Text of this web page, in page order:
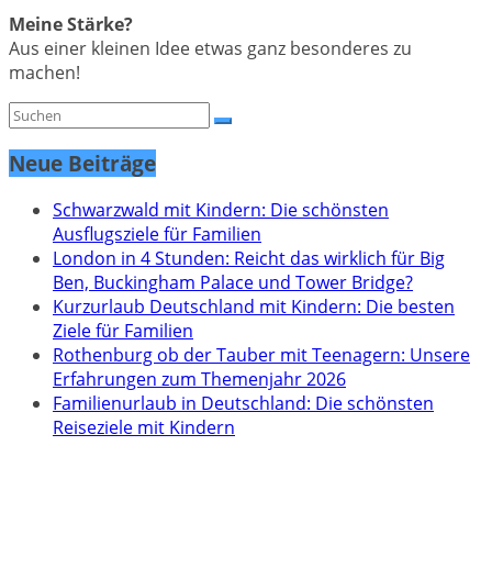
Meine Stärke?
Aus einer kleinen Idee etwas ganz besonderes zu
machen!
Neue Beiträge
Schwarzwald mit Kindern: Die schönsten
Ausflugsziele für Familien
London in 4 Stunden: Reicht das wirklich für Big
Ben, Buckingham Palace und Tower Bridge?
Kurzurlaub Deutschland mit Kindern: Die besten
Ziele für Familien
Rothenburg ob der Tauber mit Teenagern: Unsere
Erfahrungen zum Themenjahr 2026
Familienurlaub in Deutschland: Die schönsten
Reiseziele mit Kindern